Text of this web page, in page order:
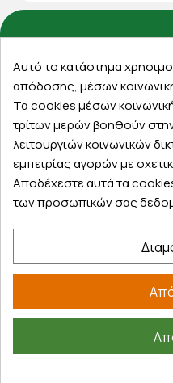
Εξυπηρέτηση πελατών
Λογαριασμός
Τα αγαπημένα μου
Τρόποι παραγγελίας
Τρόποι πληρωμής
Έξοδα αποστολής
Επιστροφές προϊοντων
Σχετικά με εμάς
Όροι χρήσης
Αυτό το κατάστημα
απόδοσης, μέσων
Τα cookies μέσων
τρίτων μερών βοηθούν
λειτουργιών κοινωνικών
εμπειρίας αγορών με
Αποδέχεστε αυτά τα
των προσωπικών σας